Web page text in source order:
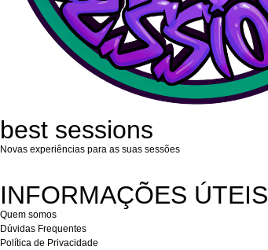
best sessions
Novas experiências para as suas sessões
INFORMAÇÕES ÚTEIS
Quem somos
Dúvidas Frequentes
Política de Privacidade